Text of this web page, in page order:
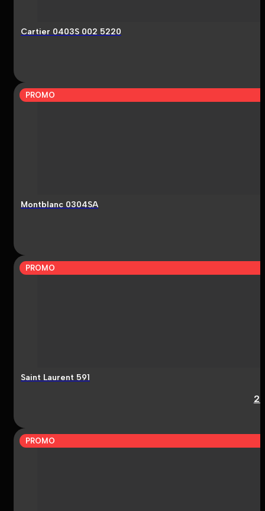
Cartier 0403S 002 5220
PROMO
Montblanc 0304SA
PROMO
Saint Laurent 591
PROMO